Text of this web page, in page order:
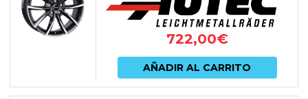
722,00€
AÑADIR AL CARRITO